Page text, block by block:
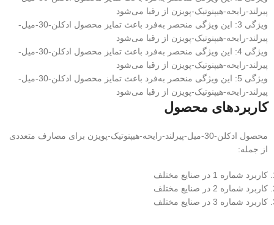
پیرلند-رایحه-هیپنوتیک-پویزن از رقبا می‌شود
ویژگی 3: این ویژگی منحصر به‌فرد باعث تمایز محصول ادکلن-30-میل-
پیرلند-رایحه-هیپنوتیک-پویزن از رقبا می‌شود
ویژگی 4: این ویژگی منحصر به‌فرد باعث تمایز محصول ادکلن-30-میل-
پیرلند-رایحه-هیپنوتیک-پویزن از رقبا می‌شود
ویژگی 5: این ویژگی منحصر به‌فرد باعث تمایز محصول ادکلن-30-میل-
پیرلند-رایحه-هیپنوتیک-پویزن از رقبا می‌شود
کاربردهای محصول
محصول ادکلن-30-میل-پیرلند-رایحه-هیپنوتیک-پویزن برای مصارف متعددی
از جمله:
کاربرد شماره 1 در صنایع مختلف
کاربرد شماره 2 در صنایع مختلف
کاربرد شماره 3 در صنایع مختلف